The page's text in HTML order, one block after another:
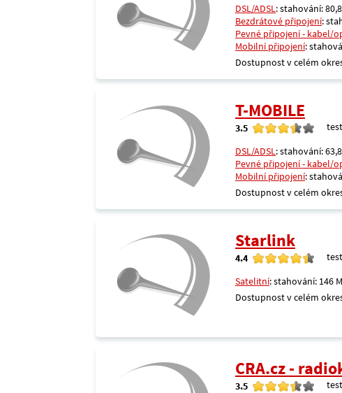
DSL/ADSL: stahování:
Bezdrátové připojení:
Pevné připojení - kabel/
Mobilní připojení:
Dostupnost v celém
T-MOBILE
3.5
DSL/ADSL: stahování:
Pevné připojení - kabel/
Mobilní připojení:
Dostupnost v celém
Starlink
4.4
Satelitní: stahování: 146
Dostupnost v celém
CRA.cz -
3.5